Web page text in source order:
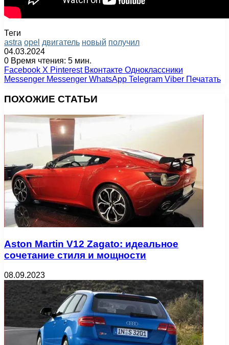
Теги
astra opel двигатель новый получил
04.03.2024
0 Время чтения: 5 мин.
Facebook X Pinterest Вконтакте Одноклассники
Messenger Messenger WhatsApp Telegram Viber Печатать
ПОХОЖИЕ СТАТЬИ
Aston Martin V12 Zagato: идеальное
сочетание стиля и мощности
08.09.2023